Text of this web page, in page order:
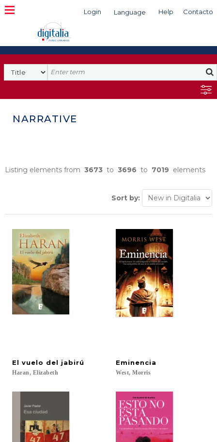
Login Language Help Contacto
Search
NARRATIVE
Listing elements from 3673 to 3696 to 7019 elements
Sort by:
El vuelo del jabirú
Haran, Elizabeth
Eminencia
West, Morris